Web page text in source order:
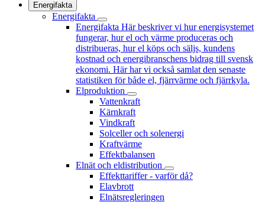
Energifakta
Energifakta
Energifakta Här beskriver vi hur energisystemet
fungerar, hur el och värme produceras och
distribueras, hur el köps och säljs, kundens
kostnad och energibranschens bidrag till svensk
ekonomi. Här har vi också samlat den senaste
statistiken för både el, fjärrvärme och fjärrkyla.
Elproduktion
Vattenkraft
Kärnkraft
Vindkraft
Solceller och solenergi
Kraftvärme
Effektbalansen
Elnät och eldistribution
Effekttariffer - varför då?
Elavbrott
Elnätsregleringen